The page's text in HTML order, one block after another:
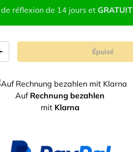
de réflexion de 14 jours etGRATUIT
Épuisé
AufRechnung bezahlen
mit Klarna